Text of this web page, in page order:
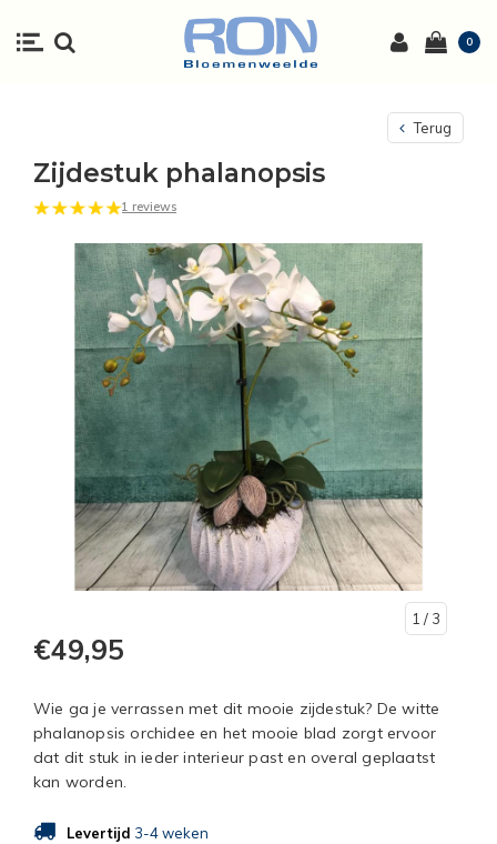
0
Terug
Zijdestuk phalanopsis
1 reviews
1 / 3
€49,95
Wie ga je verrassen met dit mooie zijdestuk? De witte
phalanopsis orchidee en het mooie blad zorgt ervoor
dat dit stuk in ieder interieur past en overal geplaatst
kan worden.
Levertijd 3-4 weken